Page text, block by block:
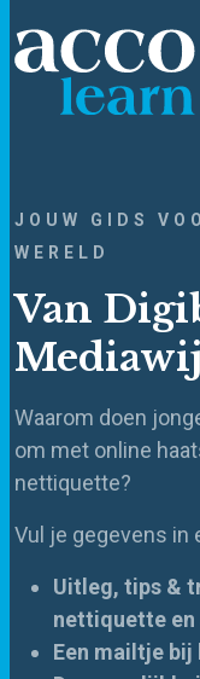
JOUW GIDS
WERELD
Van
Waarom doen
om met online
nettiquette?
Vul je gegevens in
Uitleg, tips &
nettiquette en
Een mailtje bij